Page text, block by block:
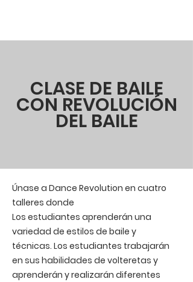
CLASE DE BAILE
CON REVOLUCIÓN
DEL BAILE
Únase a Dance Revolution en cuatro
talleres donde
Los estudiantes aprenderán una
variedad de estilos de baile y
técnicas. Los estudiantes trabajarán
en sus habilidades de volteretas y
aprenderán y realizarán diferentes